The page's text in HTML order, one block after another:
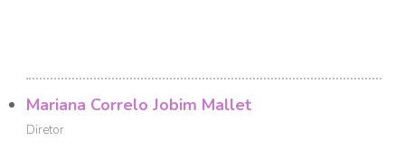
Mariana Correlo Jobim Mallet
Diretor